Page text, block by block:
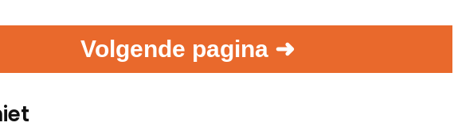
Volgende pagina ➜